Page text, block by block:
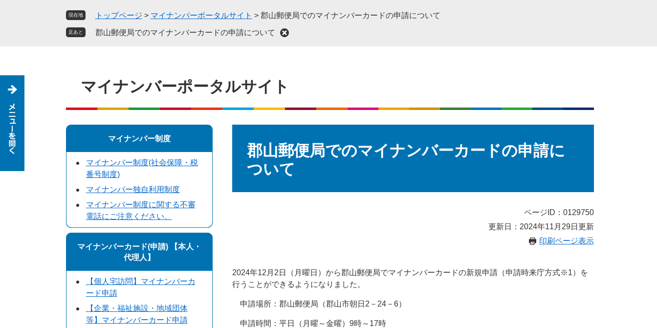
で
ば
現在地 トップページ > マイナンバーポータルサイト > 郡山郵便局でのマイナンバーカードの申請について
足あと 郡山郵便局でのマイナンバーカードの申請について
マイナンバーポータルサイト
郡山郵便局でのマイナンバーカードの申請に
ついて
ページID：0129750
更新日：2024年11月29日更新
印刷ページ表示
2024年12月2日（月曜日）から郡山郵便局でマイナンバーカードの新規申請（申請時来庁方式※1）を
行うことができるようになりました。
申請場所：郡山郵便局（郡山市朝日2－24－6）
申請時間：平日（月曜～金曜）9時～17時
マイナンバー制度
マイナンバー制度(社会保障・税
番号制度)
マイナンバー独自利用制度
マイナンバー制度に関する不審
電話にご注意ください。
マイナンバーカード(申請) 【本人・
代理人】
【個人宅訪問】マイナンバーカ
ード申請
【企業・福祉施設・地域団体
等】マイナンバーカード申請